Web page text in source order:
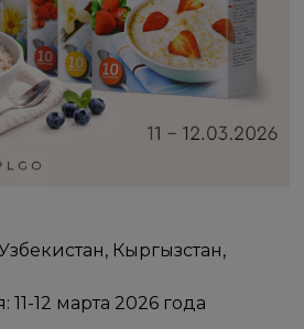
Кыргызстан,
12 марта 2026 года